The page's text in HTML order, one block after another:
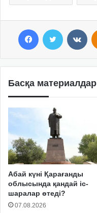
Басқа материалдар
Абай күні Қарағанды
облысында қандай іс-
шаралар өтеді?
07.08.2026